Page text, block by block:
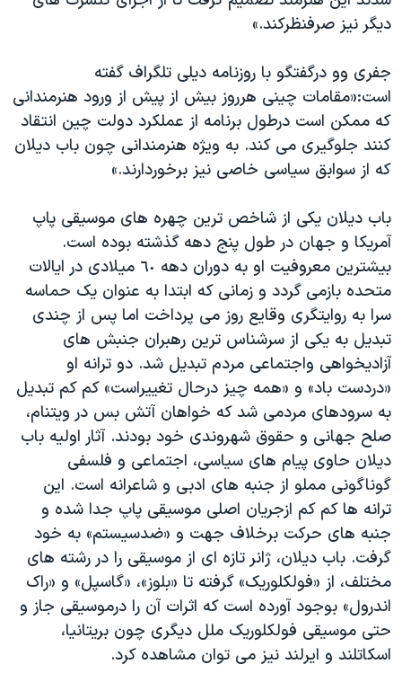
دیگر نیز صرفنظرکند.»
جفری وو درگفتگو با روزنامه دیلی تلگراف گفته
است:«مقامات چینی هرروز بیش از پیش از ورود هنرمندانی
که ممکن است درطول برنامه از عملکرد دولت چین انتقاد
کنند جلوگیری می کند. به ویژه هنرمندانی چون باب دیلان
که از سوابق سیاسی خاصی نیز برخوردارند.»
باب دیلان یکی از شاخص ترین چهره های موسیقی پاپ
آمریکا و جهان در طول پنج دهه گذشته بوده است.
بیشترین معروفیت او به دوران دهه ٦٠ میلادی در ایالات
متحده بازمی گردد و زمانی که ابتدا به عنوان یک حماسه
سرا به روایتگری وقایع روز می پرداخت اما پس از چندی
تبدیل به یکی از سرشناس ترین رهبران جنبش های
آزادیخواهی واجتماعی مردم تبدیل شد. دو ترانه او
«دردست باد» و «همه چیز درحال تغییراست» کم کم تبدیل
به سرودهای مردمی شد که خواهان آتش بس در ویتنام،
صلح جهانی و حقوق شهروندی خود بودند. آثار اولیه باب
دیلان حاوی پیام های سیاسی، اجتماعی و فلسفی
گوناگونی مملو از جنبه های ادبی و شاعرانه است. این
ترانه ها کم کم ازجریان اصلی موسیقی پاپ جدا شده و
جنبه های حرکت برخلاف جهت و «ضدسیستم» به خود
گرفت. باب دیلان، ژانر تازه ای از موسیقی را در رشته های
مختلف، از «فولکلوریک» گرفته تا «بلوز»، «گاسپل» و «راک
اندرول» بوجود آورده است که اثرات آن را درموسیقی جاز و
حتی موسیقی فولکلوریک ملل دیگری چون بریتانیا،
اسکاتلند و ایرلند نیز می توان مشاهده کرد.